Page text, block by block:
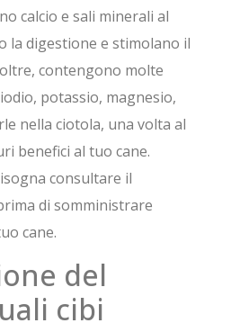
calcio e sali minerali al
la digestione e stimolano il
contengono molte
potassio, magnesio,
nella ciotola, una volta al
benefici al tuo cane.
consultare il
di somministrare
cane.
del
cibi